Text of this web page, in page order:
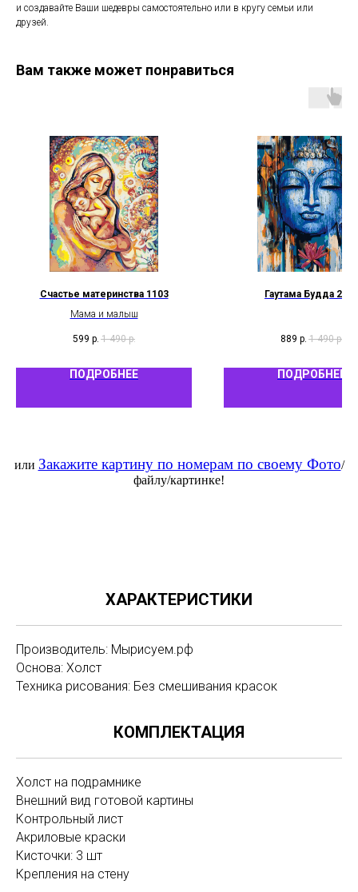
и создавайте Ваши шедевры самостоятельно или в кругу семьи или
друзей.
Вам также может понравиться
Счастье материнства 1103
Мама и малыш
599 р. 1 490 р.
ПОДРОБНЕЕ
Гаутама Будда 2383
889 р. 1 490 р.
ПОДРОБНЕЕ
или Закажите картину по номерам по своему Фото/
файлу/картинке!
ХАРАКТЕРИСТИКИ
Производитель: Мырисуем.рф
Основа: Холст
Техника рисования: Без смешивания красок
КОМПЛЕКТАЦИЯ
Холст на подрамнике
Внешний вид готовой картины
Контрольный лист
Акриловые краски
Кисточки: 3 шт
Крепления на стену